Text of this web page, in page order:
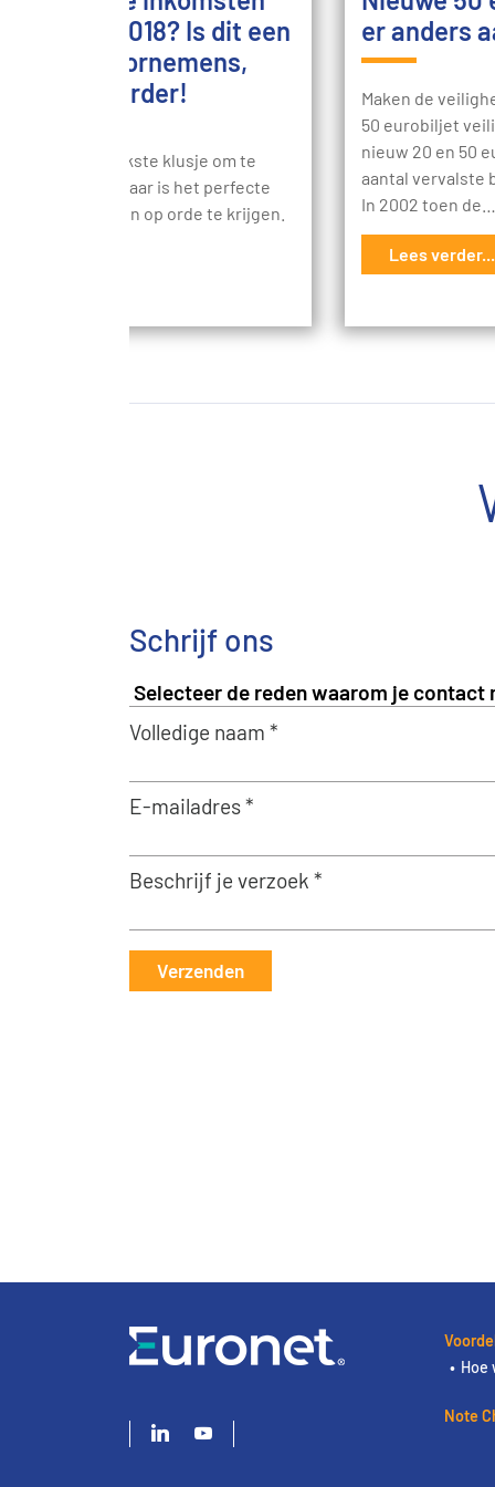
in 2018? Is dit een
goede voornemens,
snel verder!
altijd het leukste klusje om te
het nieuwe jaar is het perfecte
om je geldzaken op orde te krijgen.
er anders
Maken de
50 eurobiljet
nieuw 20 en 50
aantal vervalste
In 2002 toen de…
Lees verder...
Schrijf ons
Volledige naam *
E-mailadres *
Beschrijf je verzoek *
Verzenden
Hoe
Note